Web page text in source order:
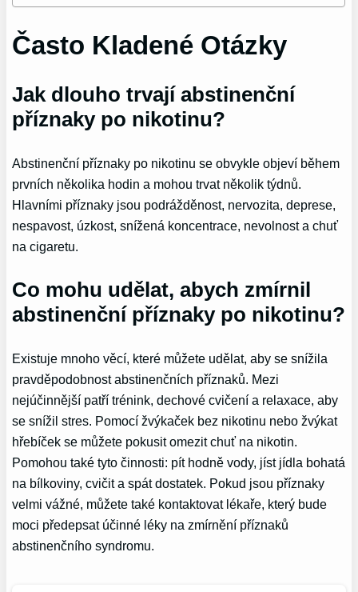
Často Kladené Otázky
Jak dlouho trvají abstinenční
příznaky po nikotinu?
Abstinenční příznaky po nikotinu se obvykle objeví během
prvních několika hodin a mohou trvat několik týdnů.
Hlavními příznaky jsou podrážděnost, nervozita, deprese,
nespavost, úzkost, snížená koncentrace, nevolnost a chuť
na cigaretu.
Co mohu udělat, abych zmírnil
abstinenční příznaky po nikotinu?
Existuje mnoho věcí, které můžete udělat, aby se snížila
pravděpodobnost abstinenčních příznaků. Mezi
nejúčinnější patří trénink, dechové cvičení a relaxace, aby
se snížil stres. Pomocí žvýkaček bez nikotinu nebo žvýkat
hřebíček se můžete pokusit omezit chuť na nikotin.
Pomohou také tyto činnosti: pít hodně vody, jíst jídla bohatá
na bílkoviny, cvičit a spát dostatek. Pokud jsou příznaky
velmi vážné, můžete také kontaktovat lékaře, který bude
moci předepsat účinné léky na zmírnění příznaků
abstinenčního syndromu.